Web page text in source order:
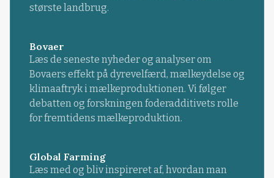
største landbrug.
Bovaer
Læs de seneste nyheder og analyser om
Bovaers effekt på dyrevelfærd, mælkeydelse og
klimaaftryk i mælkeproduktionen. Vi følger
debatten og forskningen foderadditivets rolle
for fremtidens mælkeproduktion.
Global Farming
Læs med og bliv inspireret af, hvordan man